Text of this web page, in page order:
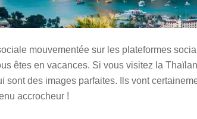
mouvementée sur les plateformes
êtes en vacances. Si vous visitez la
sont des images parfaites. Ils vont
accrocheur !